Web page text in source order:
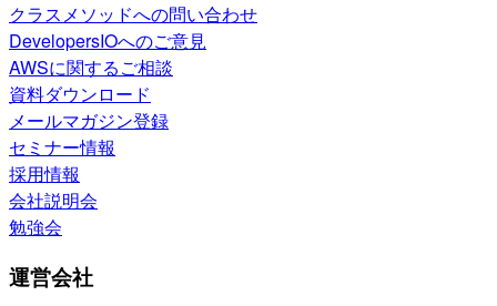
クラスメソッドへの問い合わせ
DevelopersIOへのご意見
AWSに関するご相談
資料ダウンロード
メールマガジン登録
セミナー情報
採用情報
会社説明会
勉強会
運営会社